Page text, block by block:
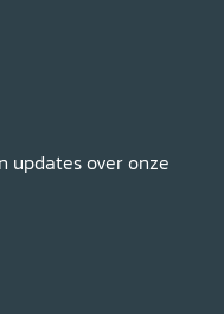
updates over onze